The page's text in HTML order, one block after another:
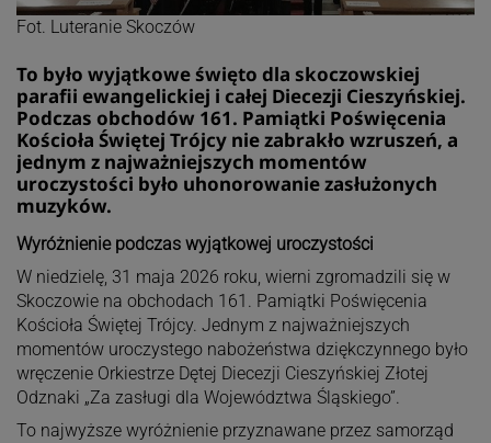
Fot. Luteranie Skoczów
To było wyjątkowe święto dla skoczowskiej
parafii ewangelickiej i całej Diecezji Cieszyńskiej.
Podczas obchodów 161. Pamiątki Poświęcenia
Kościoła Świętej Trójcy nie zabrakło wzruszeń, a
jednym z najważniejszych momentów
uroczystości było uhonorowanie zasłużonych
muzyków.
Wyróżnienie podczas wyjątkowej uroczystości
W niedzielę, 31 maja 2026 roku, wierni zgromadzili się w
Skoczowie na obchodach 161. Pamiątki Poświęcenia
Kościoła Świętej Trójcy. Jednym z najważniejszych
momentów uroczystego nabożeństwa dziękczynnego było
wręczenie Orkiestrze Dętej Diecezji Cieszyńskiej Złotej
Odznaki „Za zasługi dla Województwa Śląskiego”.
To najwyższe wyróżnienie przyznawane przez samorząd